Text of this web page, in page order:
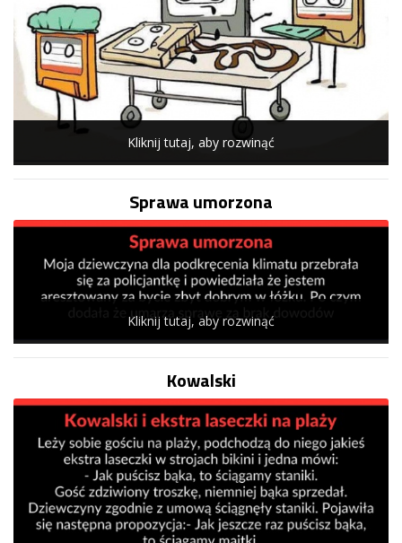
Kliknij tutaj, aby rozwinąć
Sprawa umorzona
Kliknij tutaj, aby rozwinąć
Kowalski